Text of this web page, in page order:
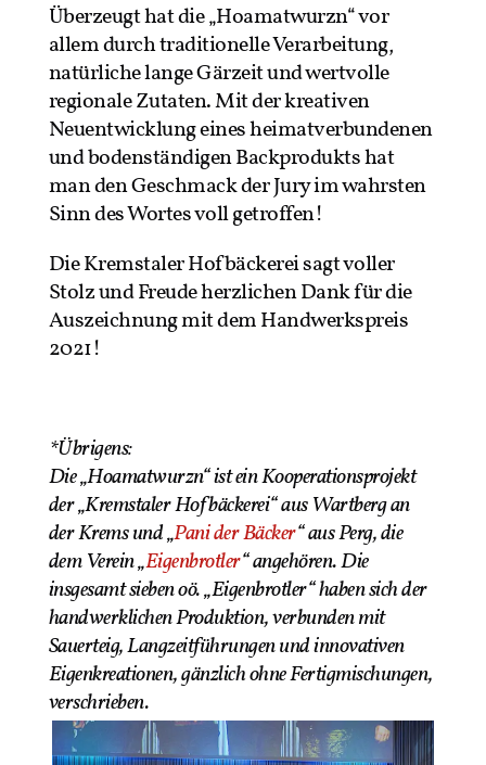
Überzeugt hat die „Hoamatwurzn“ vor
allem durch traditionelle Verarbeitung,
natürliche lange Gärzeit und wertvolle
regionale Zutaten. Mit der kreativen
Neuentwicklung eines heimatverbundenen
und bodenständigen Backprodukts hat
man den Geschmack der Jury im wahrsten
Sinn des Wortes voll getroffen!
Die Kremstaler Hofbäckerei sagt voller
Stolz und Freude herzlichen Dank für die
Auszeichnung mit dem Handwerkspreis
2021!
*Übrigens:
Die „Hoamatwurzn“ ist ein Kooperationsprojekt
der „Kremstaler Hofbäckerei“ aus Wartberg an
der Krems und „Pani der Bäcker“ aus Perg, die
dem Verein „Eigenbrotler“ angehören. Die
insgesamt sieben oö. „Eigenbrotler“ haben sich der
handwerklichen Produktion, verbunden mit
Sauerteig, Langzeitführungen und innovativen
Eigenkreationen, gänzlich ohne Fertigmischungen,
verschrieben.